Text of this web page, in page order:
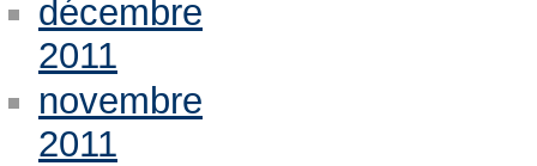
décembre
2011
novembre
2011